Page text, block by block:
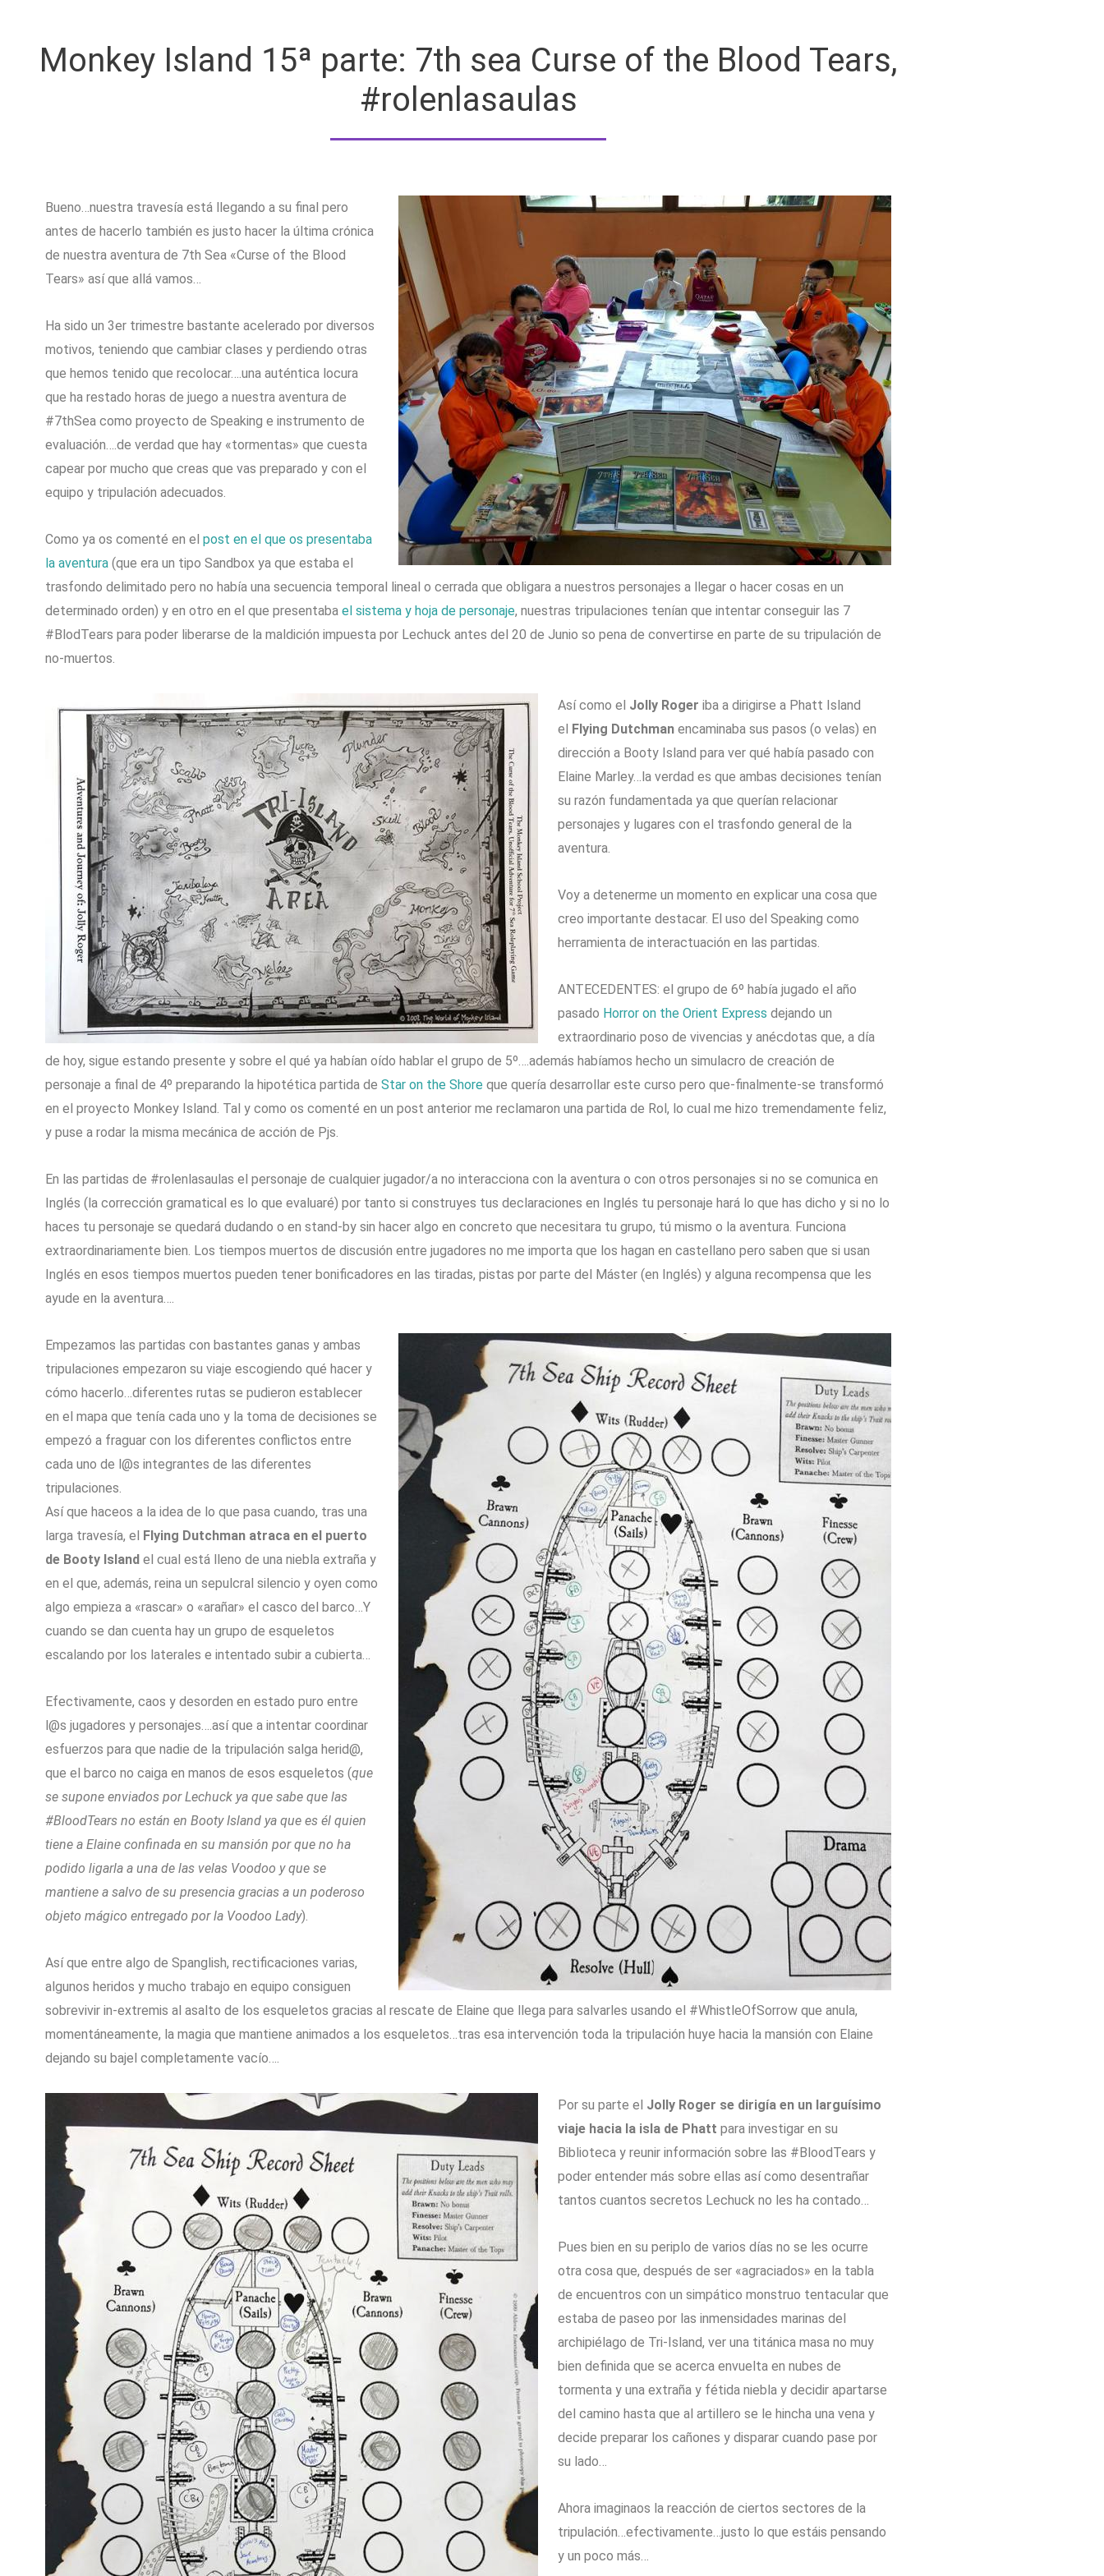
Monkey Island 15ª parte: 7th sea Curse of the Blood Tears,
#rolenlasaulas
Bueno…nuestra travesía está llegando a su final pero
antes de hacerlo también es justo hacer la última crónica
de nuestra aventura de 7th Sea «Curse of the Blood
Tears» así que allá vamos…
Ha sido un 3er trimestre bastante acelerado por diversos
motivos, teniendo que cambiar clases y perdiendo otras
que hemos tenido que recolocar….una auténtica locura
que ha restado horas de juego a nuestra aventura de
#7thSea como proyecto de Speaking e instrumento de
evaluación….de verdad que hay «tormentas» que cuesta
capear por mucho que creas que vas preparado y con el
equipo y tripulación adecuados.
Como ya os comenté en el post en el que os presentaba
la aventura(que era un tipo Sandbox ya que estaba el
trasfondo delimitado pero no había una secuencia temporal lineal o cerrada que obligara a nuestros personajes a llegar o hacer cosas en un
determinado orden) y en otro en el que presentabael sistema y hoja de personaje, nuestras tripulaciones tenían que intentar conseguir las 7
#BlodTears para poder liberarse de la maldición impuesta por Lechuck antes del 20 de Junio so pena de convertirse en parte de su tripulación de
no-muertos.
Así como el Jolly Roger iba a dirigirse a Phatt Island
el Flying Dutchmanencaminaba sus pasos (o velas) en
dirección a Booty Island para ver qué había pasado con
Elaine Marley…la verdad es que ambas decisiones tenían
su razón fundamentada ya que querían relacionar
personajes y lugares con el trasfondo general de la
aventura.
Voy a detenerme un momento en explicar una cosa que
creo importante destacar. El uso del Speaking como
herramienta de interactuación en las partidas.
ANTECEDENTES: el grupo de 6º había jugado el año
pasado Horror on the Orient Express dejando un
extraordinario poso de vivencias y anécdotas que, a día
de hoy, sigue estando presente y sobre el qué ya habían oído hablar el grupo de 5º….además habíamos hecho un simulacro de creación de
personaje a final de 4º preparando la hipotética partida de Star on the Shoreque quería desarrollar este curso pero que-finalmente-se transformó
en el proyecto Monkey Island. Tal y como os comenté en un post anterior me reclamaron una partida de Rol, lo cual me hizo tremendamente feliz,
y puse a rodar la misma mecánica de acción de Pjs.
En las partidas de #rolenlasaulas el personaje de cualquier jugador/a no interacciona con la aventura o con otros personajes si no se comunica en
Inglés (la corrección gramatical es lo que evaluaré) por tanto si construyes tus declaraciones en Inglés tu personaje hará lo que has dicho y si no lo
haces tu personaje se quedará dudando o en stand-by sin hacer algo en concreto que necesitara tu grupo, tú mismo o la aventura. Funciona
extraordinariamente bien. Los tiempos muertos de discusión entre jugadores no me importa que los hagan en castellano pero saben que si usan
Inglés en esos tiempos muertos pueden tener bonificadores en las tiradas, pistas por parte del Máster (en Inglés) y alguna recompensa que les
ayude en la aventura….
Empezamos las partidas con bastantes ganas y ambas
tripulaciones empezaron su viaje escogiendo qué hacer y
cómo hacerlo…diferentes rutas se pudieron establecer
en el mapa que tenía cada uno y la toma de decisiones se
empezó a fraguar con los diferentes conflictos entre
cada uno de l@s integrantes de las diferentes
tripulaciones.
Así que haceos a la idea de lo que pasa cuando, tras una
larga travesía, el Flying Dutchman atraca en el puerto
de Booty Island el cual está lleno de una niebla extraña y
en el que, además, reina un sepulcral silencio y oyen como
algo empieza a «rascar» o «arañar» el casco del barco…Y
cuando se dan cuenta hay un grupo de esqueletos
escalando por los laterales e intentado subir a cubierta…
Efectivamente, caos y desorden en estado puro entre
l@s jugadores y personajes….así que a intentar coordinar
esfuerzos para que nadie de la tripulación salga herid@,
que el barco no caiga en manos de esos esqueletos (que
se supone enviados por Lechuck ya que sabe que las
#BloodTears no están en Booty Island ya que es él quien
tiene a Elaine confinada en su mansión por que no ha
podido ligarla a una de las velas Voodoo y que se
mantiene a salvo de su presencia gracias a un poderoso
objeto mágico entregado por la Voodoo Lady).
Así que entre algo de Spanglish, rectificaciones varias,
algunos heridos y mucho trabajo en equipo consiguen
sobrevivir in-extremis al asalto de los esqueletos gracias al rescate de Elaine que llega para salvarles usando el #WhistleOfSorrow que anula,
momentáneamente, la magia que mantiene animados a los esqueletos…tras esa intervención toda la tripulación huye hacia la mansión con Elaine
dejando su bajel completamente vacío….
Por su parte el Jolly Roger se dirigía en un larguísimo
viaje hacia la isla de Phatt para investigar en su
Biblioteca y reunir información sobre las #BloodTears y
poder entender más sobre ellas así como desentrañar
tantos cuantos secretos Lechuck no les ha contado…
Pues bien en su periplo de varios días no se les ocurre
otra cosa que, después de ser «agraciados» en la tabla
de encuentros con un simpático monstruo tentacular que
estaba de paseo por las inmensidades marinas del
archipiélago de Tri-Island, ver una titánica masa no muy
bien definida que se acerca envuelta en nubes de
tormenta y una extraña y fétida niebla y decidir apartarse
del camino hasta que al artillero se le hincha una vena y
decide preparar los cañones y disparar cuando pase por
su lado…
Ahora imaginaos la reacción de ciertos sectores de la
tripulación…efectivamente…justo lo que estáis pensando
y un poco más…